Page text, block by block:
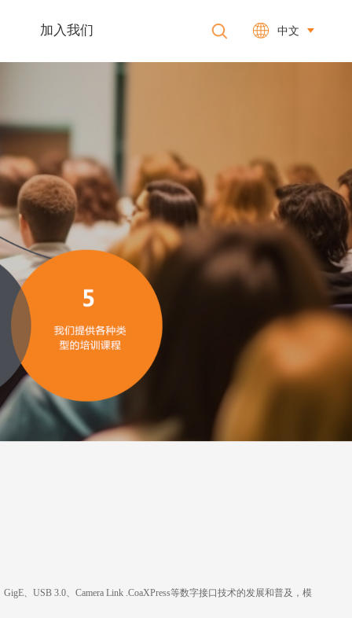
加入我们 中文
GigE、USB 3.0、Camera Link .CoaXPress等数字接口技术的发展和普及，模